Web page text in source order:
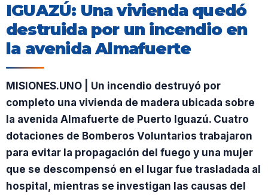
IGUAZÚ: Una vivienda quedó
destruida por un incendio en
la avenida Almafuerte
MISIONES.UNO | Un incendio destruyó por
completo una vivienda de madera ubicada sobre
la avenida Almafuerte de Puerto Iguazú. Cuatro
dotaciones de Bomberos Voluntarios trabajaron
para evitar la propagación del fuego y una mujer
que se descompensó en el lugar fue trasladada al
hospital, mientras se investigan las causas del